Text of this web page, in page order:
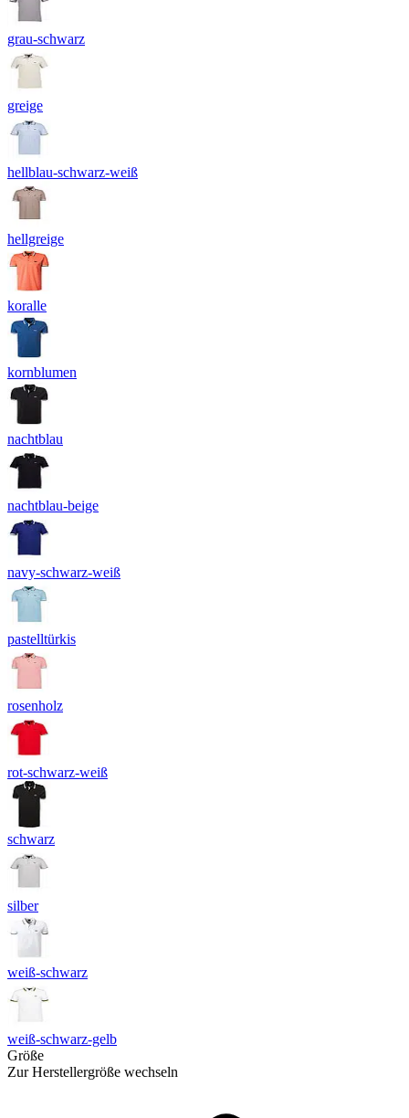
grau-schwarz
greige
hellblau-schwarz-weiß
hellgreige
koralle
kornblumen
nachtblau
nachtblau-beige
navy-schwarz-weiß
pastelltürkis
rosenholz
rot-schwarz-weiß
schwarz
silber
weiß-schwarz
weiß-schwarz-gelb
Größe
Zur Herstellergröße wechseln